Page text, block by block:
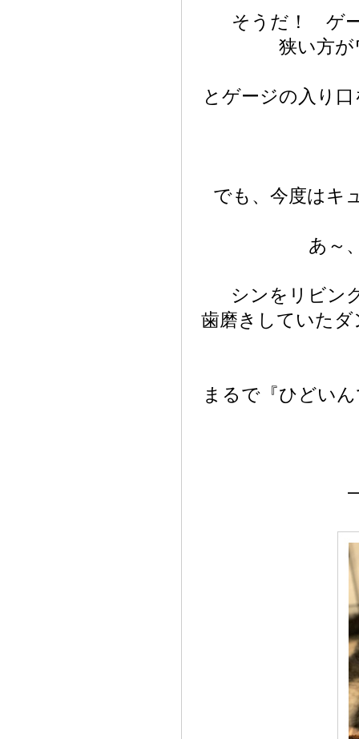
そうだ！ ゲ
狭い方
とゲージの入り
でも、今度はキ
あ～
シンをリビン
歯磨きしていた
まるで『ひどい